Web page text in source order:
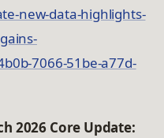
new-data-highlights-
7066-51be-a77d-
2026 Core Update: